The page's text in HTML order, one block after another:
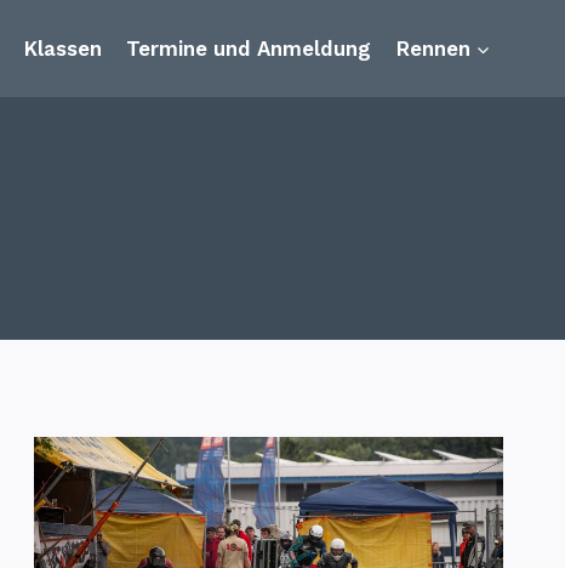
Klassen Termine und Anmeldung Rennen